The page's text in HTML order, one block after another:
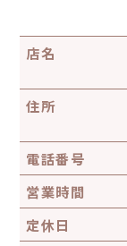
店名
住所
電話番号
営業時間
定休日